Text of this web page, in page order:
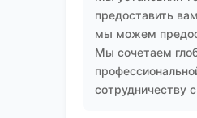
предоставить
мы можем
Мы сочетаем
сотрудничеству